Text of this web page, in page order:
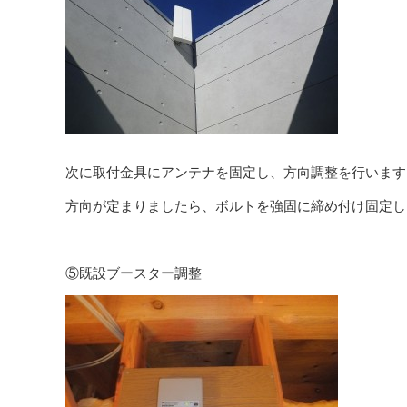
次に取付金具にアンテナを固定し、方向調整を行います
方向が定まりましたら、ボルトを強固に締め付け固定し
⑤既設ブースター調整